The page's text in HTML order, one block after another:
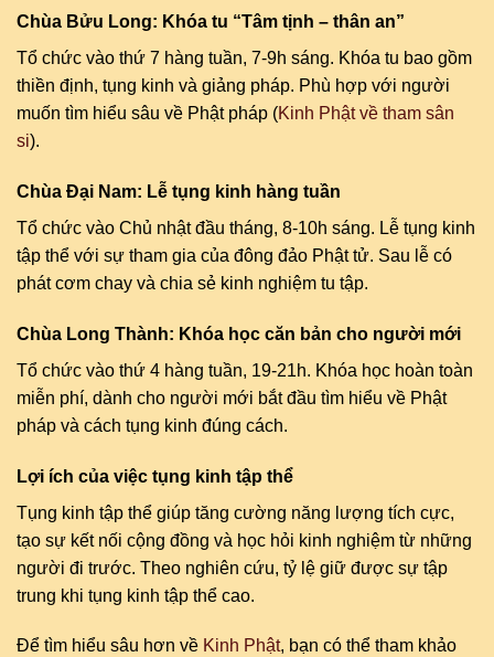
Chùa Bửu Long: Khóa tu “Tâm tịnh – thân an”
Tổ chức vào thứ 7 hàng tuần, 7-9h sáng. Khóa tu bao gồm
thiền định, tụng kinh và giảng pháp. Phù hợp với người
muốn tìm hiểu sâu về Phật pháp (Kinh Phật về tham sân
si).
Chùa Đại Nam: Lễ tụng kinh hàng tuần
Tổ chức vào Chủ nhật đầu tháng, 8-10h sáng. Lễ tụng kinh
tập thể với sự tham gia của đông đảo Phật tử. Sau lễ có
phát cơm chay và chia sẻ kinh nghiệm tu tập.
Chùa Long Thành: Khóa học căn bản cho người mới
Tổ chức vào thứ 4 hàng tuần, 19-21h. Khóa học hoàn toàn
miễn phí, dành cho người mới bắt đầu tìm hiểu về Phật
pháp và cách tụng kinh đúng cách.
Lợi ích của việc tụng kinh tập thể
Tụng kinh tập thể giúp tăng cường năng lượng tích cực,
tạo sự kết nối cộng đồng và học hỏi kinh nghiệm từ những
người đi trước. Theo nghiên cứu, tỷ lệ giữ được sự tập
trung khi tụng kinh tập thể cao.
Để tìm hiểu sâu hơn về Kinh Phật, bạn có thể tham khảo